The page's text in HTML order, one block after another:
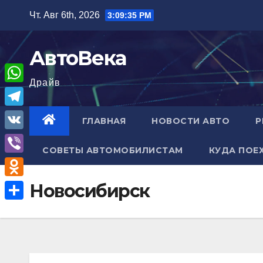
содержимому
Чт. Авг 6th, 2026 3:09:36 PM
АвтоВека
Драйв
ГЛАВНАЯ НОВОСТИ АВТО
СОВЕТЫ АВТОМОБИЛИСТАМ КУДА
Новосибирск
W
h
a
A
T
e
l
e
g
V
K
V
i
b
e
O